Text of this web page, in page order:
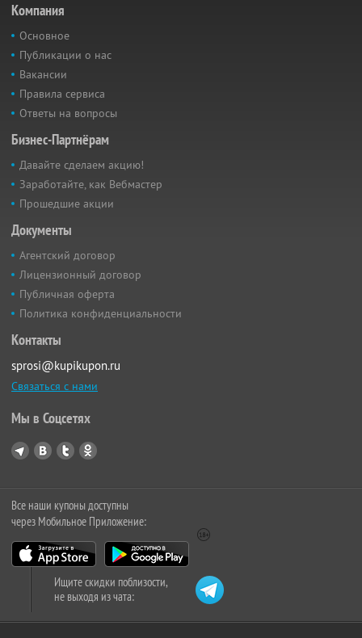
Компания
Основное
Публикации о нас
Вакансии
Правила сервиса
Ответы на вопросы
Бизнес-Партнёрам
Давайте сделаем акцию!
Заработайте, как Вебмастер
Прошедшие акции
Документы
Агентский договор
Лицензионный договор
Публичная оферта
Политика конфиденциальности
Контакты
sprosi@kupikupon.ru
Связаться с нами
Мы в Соцсетях
Все наши купоны доступны
через Мобильное Приложение:
Ищите скидки поблизости,
не выходя из чата: